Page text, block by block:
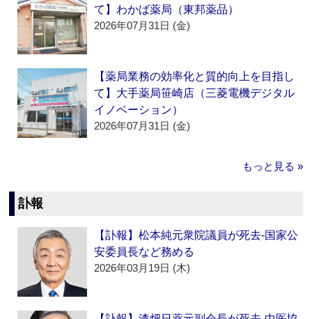
て】わかば薬局（東邦薬品）
2026年07月31日 (金)
【薬局業務の効率化と質的向上を目指し
て】大手薬局笹崎店（三菱電機デジタル
イノベーション）
2026年07月31日 (金)
もっと見る »
訃報
【訃報】松本純元衆院議員が死去‐国家公
安委員長など務める
2026年03月19日 (木)